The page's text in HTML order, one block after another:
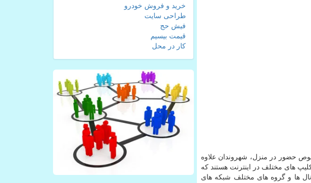
حضور در منزل، شهروندان علاوه
کلیپ های مختلف در اینترنت هستند که
کانال ها و گروه های مختلف شبکه های
خرید و فروش خودرو
طراحی سایت
فیش حج
قیمت بیسیم
کار در محل